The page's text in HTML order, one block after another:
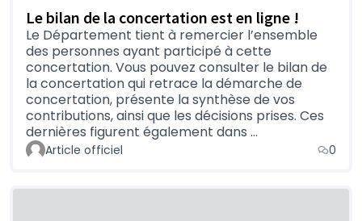
Le bilan de la concertation est en ligne !
Le Département tient à remercier l’ensemble
des personnes ayant participé à cette
concertation. Vous pouvez consulter le bilan de
la concertation qui retrace la démarche de
concertation, présente la synthèse de vos
contributions, ainsi que les décisions prises. Ces
dernières figurent également dans …
Article officiel 0